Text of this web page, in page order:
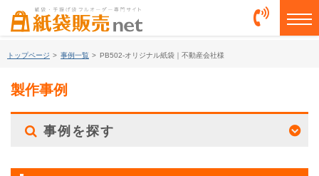
トップページ > 事例一覧 > PB502-オリジナル紙袋｜不動産会社様
製作事例
事例を探す